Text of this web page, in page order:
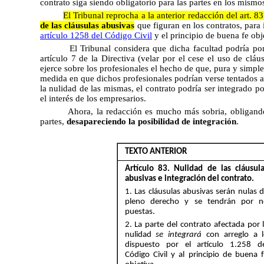
contrato siga siendo obligatorio para las partes en los
El Tribunal reprocha a la anterior redacción del art.
de las cláusulas abusivas que figuran en los contratos,
artículo 1258 del Código Civil y el principio de buena fe
El Tribunal considera que dicha facultad podría
artículo 7 de la Directiva (velar por el cese el uso de
ejerce sobre los profesionales el hecho de que, pura y
medida en que dichos profesionales podrían verse tentados
la nulidad de las mismas, el contrato podría ser integrado
el interés de los empresarios.
Ahora, la redacción es mucho más sobria,
partes, desapareciendo la posibilidad de integración.
TEXTO ANTERIOR
Artículo 83. Nulidad de las
abusivas e integración del contrato.
1. Las cláusulas abusivas serán nulas
pleno derecho y se tendrán por
puestas.
2. La parte del contrato afectada por
nulidadse integrará con arreglo a
dispuesto por el artículo 1.258
Código Civil y al principio de buena